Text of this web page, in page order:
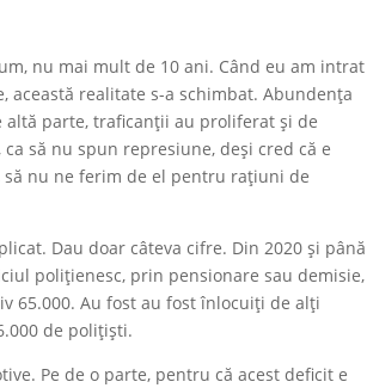
nu mai mult de 10 ani. Când eu am intrat
această realitate s-a schimbat. Abundența
altă parte, traficanții au proliferat și de
să nu spun represiune, deși cred că e
nu ne ferim de el pentru rațiuni de
Dau doar câteva cifre. Din 2020 și până
polițienesc, prin pensionare sau demisie,
65.000. Au fost au fost înlocuiți de alți
de polițiști.
Pe de o parte, pentru că acest deficit e